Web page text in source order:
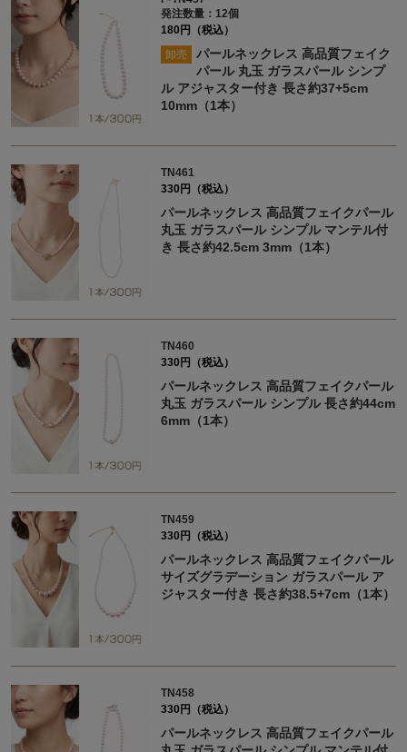
発注数量：12個
180円（税込）
卸売
パールネックレス 高品質フェイク
パール 丸玉 ガラスパール シンプ
ル アジャスター付き 長さ約37+5cm
10mm（1本）
TN461
330円（税込）
パールネックレス 高品質フェイクパール
丸玉 ガラスパール シンプル マンテル付
き 長さ約42.5cm 3mm（1本）
TN460
330円（税込）
パールネックレス 高品質フェイクパール
丸玉 ガラスパール シンプル 長さ約44cm
6mm（1本）
TN459
330円（税込）
パールネックレス 高品質フェイクパール
サイズグラデーション ガラスパール ア
ジャスター付き 長さ約38.5+7cm（1本）
TN458
330円（税込）
パールネックレス 高品質フェイクパール